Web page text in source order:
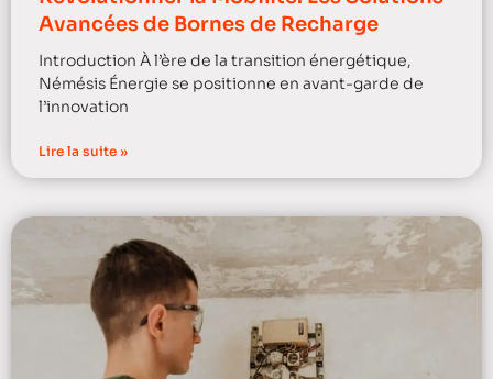
Avancées de Bornes de Recharge
Introduction À l’ère de la transition énergétique,
Némésis Énergie se positionne en avant-garde de
l’innovation
Lire la suite »